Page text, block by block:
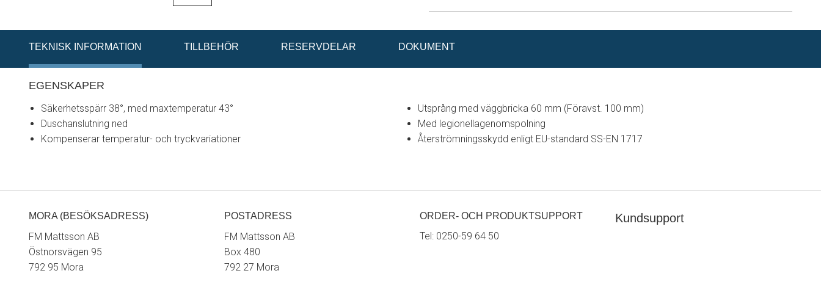
TEKNISK INFORMATION TILLBEHÖR RESERVDELAR DOKUMENT
EGENSKAPER
Säkerhetsspärr 38°, med maxtemperatur 43°
Duschanslutning ned
Kompenserar temperatur- och tryckvariationer
Utsprång med väggbricka 60 mm (Föravst. 100 mm)
Med legionellagenomspolning
Återströmningsskydd enligt EU-standard SS-EN 1717
MORA (BESÖKSADRESS)
FM Mattsson AB
Östnorsvägen 95
792 95 Mora
POSTADRESS
FM Mattsson AB
Box 480
792 27 Mora
ORDER- OCH PRODUKTSUPPORT
Tel: 0250-59 64 50
Kundsupport